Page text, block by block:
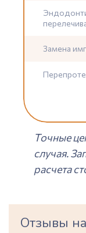
Замена
Точные
случая.
расчета
Отзывы